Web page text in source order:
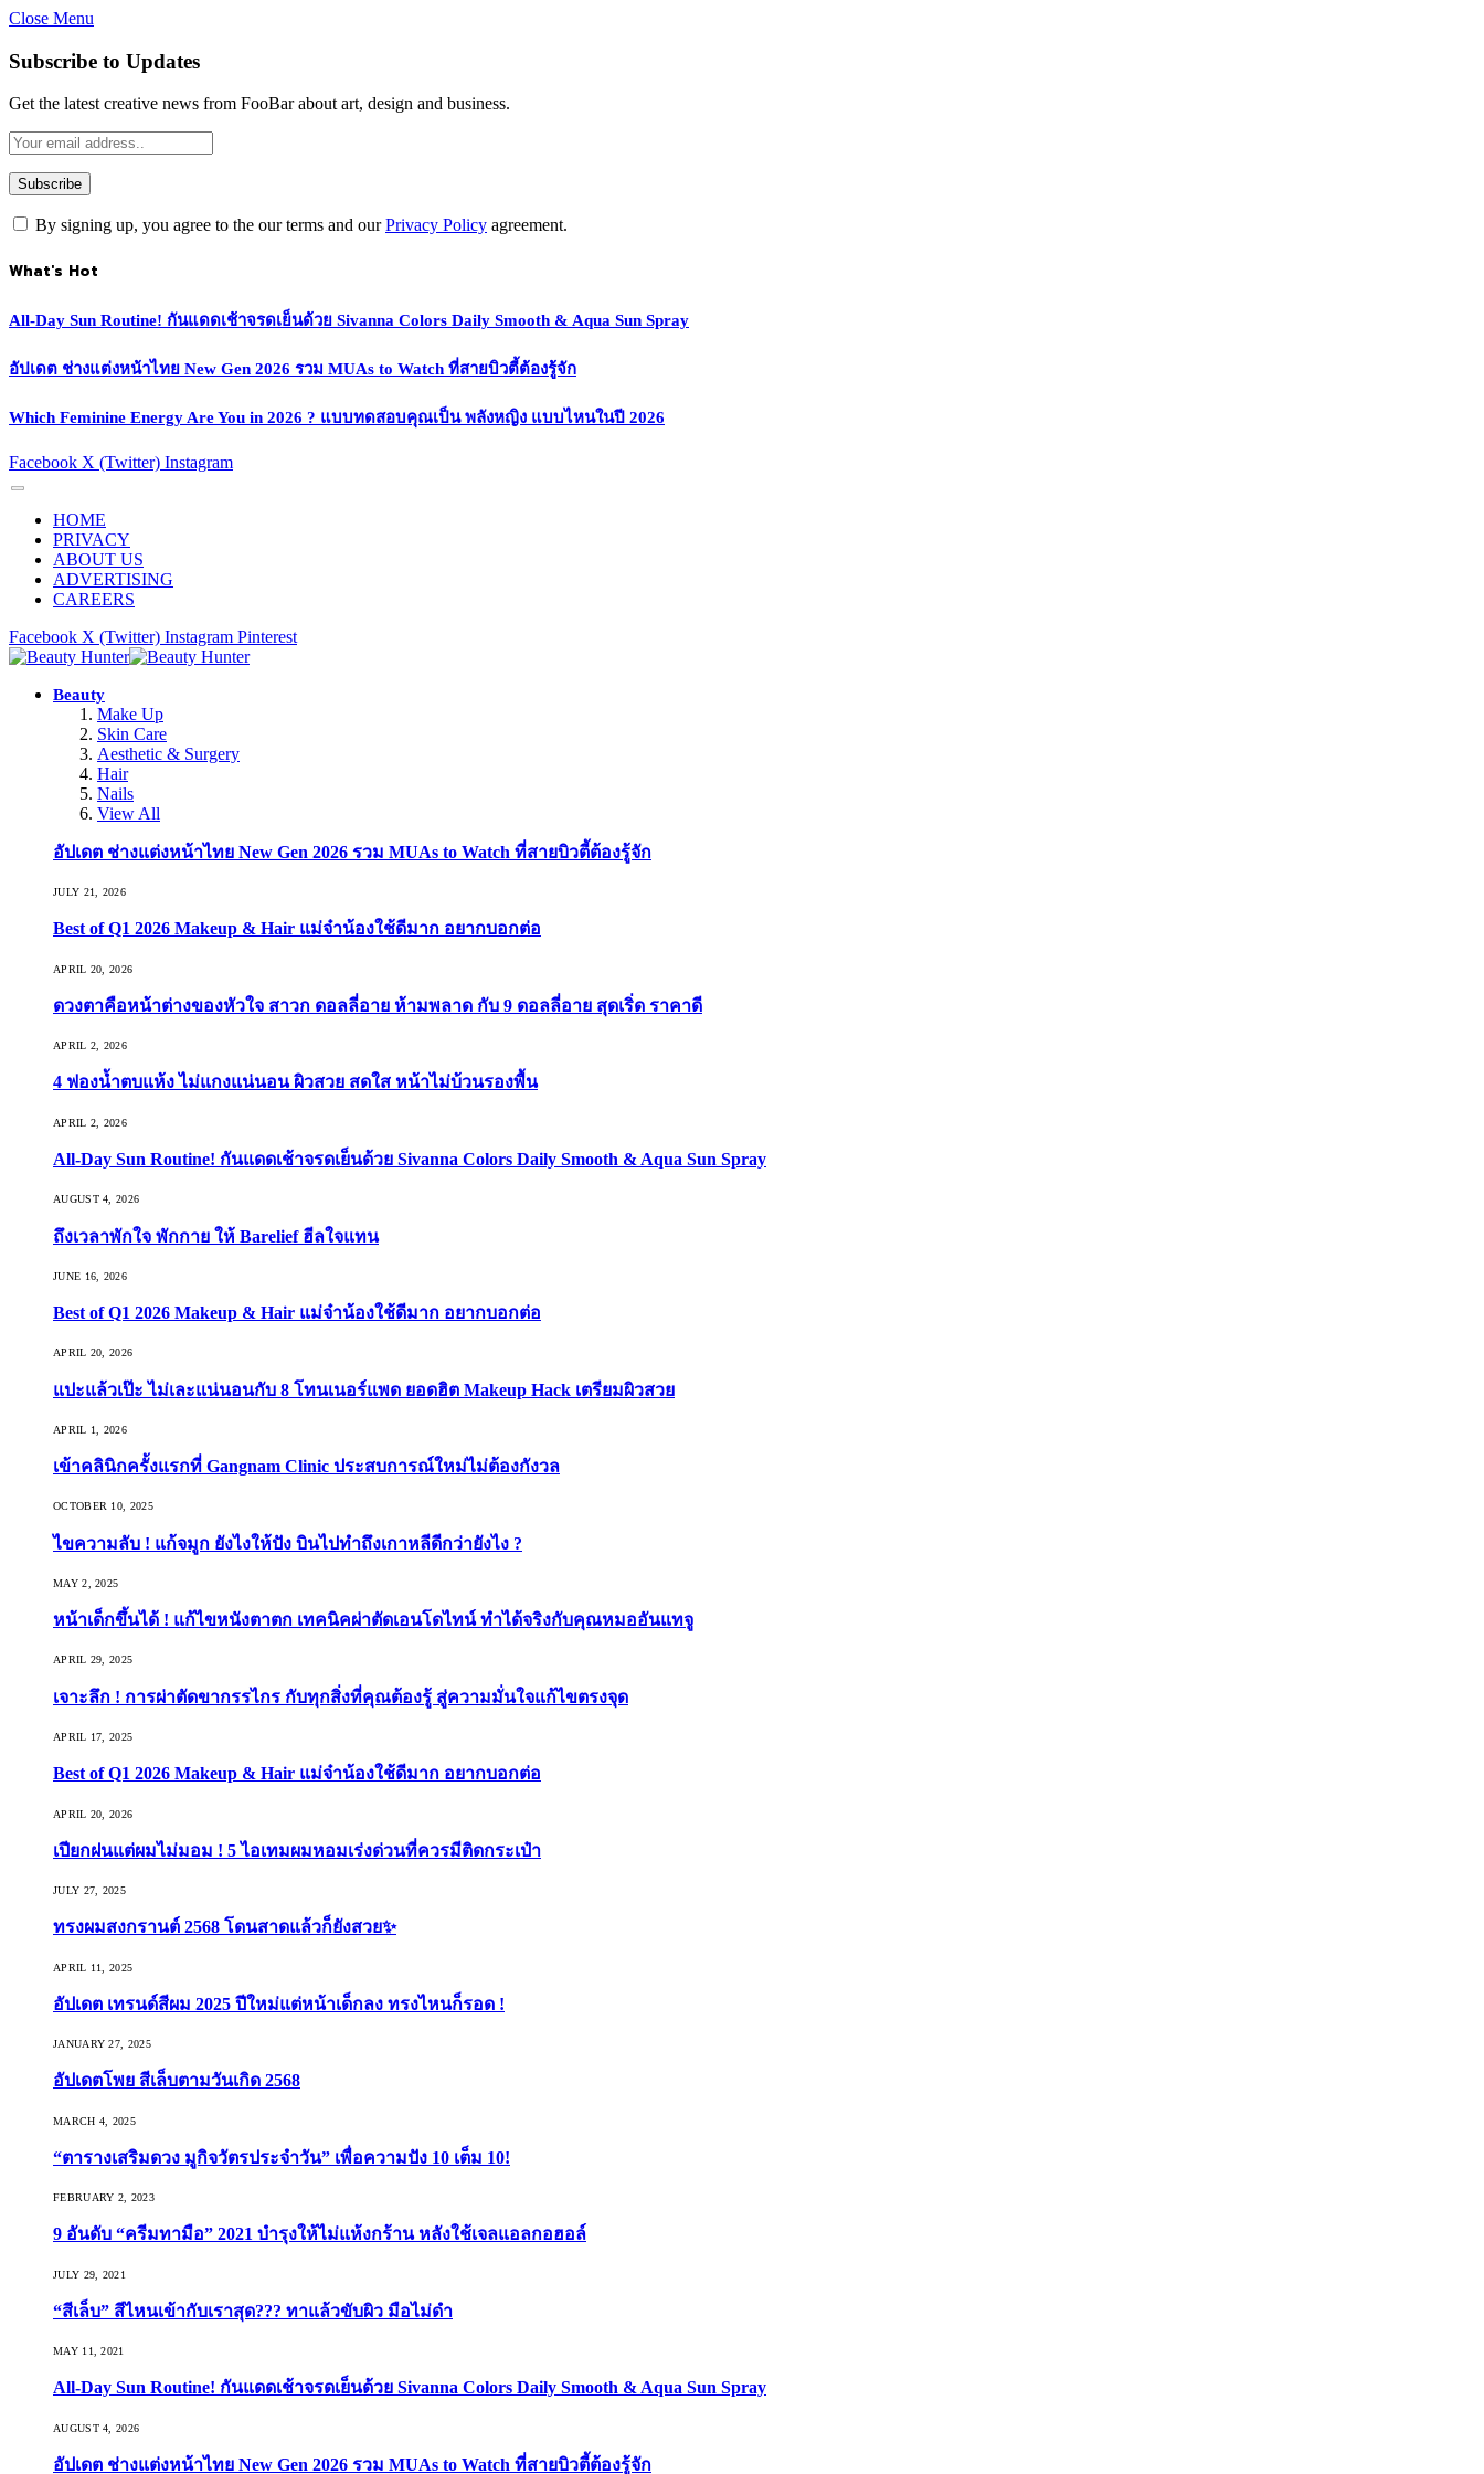
Close Menu
Subscribe to Updates
Get the latest creative news from FooBar about art, design and business.
By signing up, you agree to the our terms and ourPrivacy Policy agreement.
What's Hot
All-Day Sun Routine! กันแดดเช้าจรดเย็นด้วย Sivanna Colors Daily Smooth & Aqua Sun Spray
อัปเดต ช่างแต่งหน้าไทย New Gen 2026 รวม MUAs to Watch ที่สายบิวตี้ต้องรู้จัก
Which Feminine Energy Are You in 2026 ? แบบทดสอบคุณเป็น พลังหญิง แบบไหนในปี 2026
Facebook X (Twitter) Instagram
HOME
PRIVACY
ABOUT US
ADVERTISING
CAREERS
Facebook X (Twitter) Instagram Pinterest
Beauty
Make Up
Skin Care
Aesthetic & Surgery
Hair
Nails
View All
อัปเดต ช่างแต่งหน้าไทย New Gen 2026 รวม MUAs to Watch ที่สายบิวตี้ต้องรู้จัก
JULY 21, 2026
Best of Q1 2026 Makeup & Hair แม่จ๋าน้องใช้ดีมาก อยากบอกต่อ
APRIL 20, 2026
ดวงตาคือหน้าต่างของหัวใจ สาวก ดอลลี่อาย ห้ามพลาด กับ 9 ดอลลี่อาย สุดเริ่ด ราคาดี
APRIL 2, 2026
4 ฟองน้ำตบแห้ง ไม่แกงแน่นอน ผิวสวย สดใส หน้าไม่บ้วนรองพื้น
APRIL 2, 2026
All-Day Sun Routine! กันแดดเช้าจรดเย็นด้วย Sivanna Colors Daily Smooth & Aqua Sun Spray
AUGUST 4, 2026
ถึงเวลาพักใจ พักกาย ให้ Barelief ฮีลใจแทน
JUNE 16, 2026
Best of Q1 2026 Makeup & Hair แม่จ๋าน้องใช้ดีมาก อยากบอกต่อ
APRIL 20, 2026
แปะแล้วเป๊ะ ไม่เละแน่นอนกับ 8 โทนเนอร์แพด ยอดฮิต Makeup Hack เตรียมผิวสวย
APRIL 1, 2026
เข้าคลินิกครั้งแรกที่ Gangnam Clinic ประสบการณ์ใหม่ไม่ต้องกังวล
OCTOBER 10, 2025
ไขความลับ ! แก้จมูก ยังไงให้ปัง บินไปทำถึงเกาหลีดีกว่ายังไง ?
MAY 2, 2025
หน้าเด็กขึ้นได้ ! แก้ไขหนังตาตก เทคนิคผ่าตัดเอนโดไทน์ ทำได้จริงกับคุณหมออันแทจู
APRIL 29, 2025
เจาะลึก ! การผ่าตัดขากรรไกร กับทุกสิ่งที่คุณต้องรู้ สู่ความมั่นใจแก้ไขตรงจุด
APRIL 17, 2025
Best of Q1 2026 Makeup & Hair แม่จ๋าน้องใช้ดีมาก อยากบอกต่อ
APRIL 20, 2026
เปียกฝนแต่ผมไม่มอม ! 5 ไอเทมผมหอมเร่งด่วนที่ควรมีติดกระเป๋า
JULY 27, 2025
ทรงผมสงกรานต์ 2568 โดนสาดแล้วก็ยังสวย✨
APRIL 11, 2025
อัปเดต เทรนด์สีผม 2025 ปีใหม่แต่หน้าเด็กลง ทรงไหนก็รอด !
JANUARY 27, 2025
อัปเดตโพย สีเล็บตามวันเกิด 2568
MARCH 4, 2025
“ตารางเสริมดวง มูกิจวัตรประจำวัน” เพื่อความปัง 10 เต็ม 10!
FEBRUARY 2, 2023
9 อันดับ “ครีมทามือ” 2021 บำรุงให้ไม่แห้งกร้าน หลังใช้เจลแอลกอฮอล์
JULY 29, 2021
“สีเล็บ” สีไหนเข้ากับเราสุด??? ทาแล้วขับผิว มือไม่ดำ
MAY 11, 2021
All-Day Sun Routine! กันแดดเช้าจรดเย็นด้วย Sivanna Colors Daily Smooth & Aqua Sun Spray
AUGUST 4, 2026
อัปเดต ช่างแต่งหน้าไทย New Gen 2026 รวม MUAs to Watch ที่สายบิวตี้ต้องรู้จัก